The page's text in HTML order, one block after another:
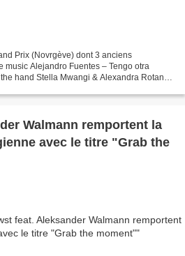
Prix (Novrgève) dont 3 anciens
music Alejandro Fuentes – Tengo otra
hand Stella Mwangi & Alexandra Rotan –
Walmann remportent la
avec le titre "Grab the